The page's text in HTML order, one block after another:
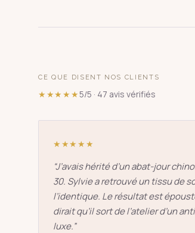
CE QUE DISENT NOS CLIENTS
★★★★★5/5 · 47 avis vérifiés
★★★★★
“J’avais hérité d’un abat-jour
30. Sylvie a retrouvé un tissu de
l’identique. Le résultat est
dirait qu’il sort de l’atelier d’un
luxe.”